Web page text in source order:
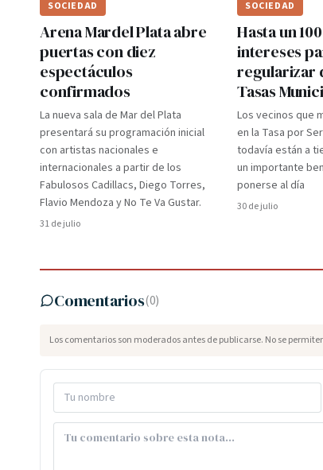
SOCIEDAD
Arena Mardel Plata abre
puertas con diez
espectáculos
confirmados
La nueva sala de Mar del Plata
presentará su programación inicial
con artistas nacionales e
internacionales a partir de los
Fabulosos Cadillacs, Diego Torres,
Flavio Mendoza y No Te Va Gustar.
31 de julio
SOCIEDAD
Hasta un
intereses
regularizar
Tasas
Los vecinos que
en la Tasa por
todavía están a
un importante
ponerse al día
30 de julio
Comentarios(0)
Los comentarios son moderados antes de publicarse. No se